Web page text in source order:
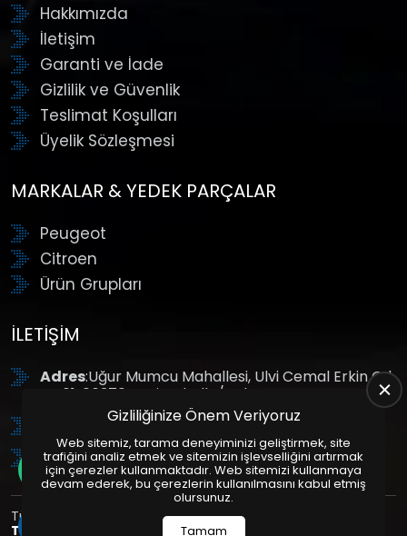
Hakkımızda
İletişim
Garanti ve İade
Gizlilik ve Güvenlik
Teslimat Koşulları
Üyelik Sözleşmesi
MARKALAR & YEDEK PARÇALAR
Peugeot
Citroen
Ürün Grupları
İLETIŞIM
Adres:Uğur Mumcu Mahallesi, Ulvi Cemal Erkin Cd.
No:61, 06370 Yenimahalle/Ankara
: +90 (312) 354 8888
GSM: +90 (532) 343 4085
Tüm Hakları Saklıdır. | Bu site Us Yazılım
Tasarım
Paketleri ile Hazırlanmıştır. © 2025
Gizliliğinize Önem Veriyoruz
Web sitemiz, tarama deneyiminizi geliştirmek, site
trafiğini analiz etmek ve sitemizin işlevselliğini artırmak
için çerezler kullanmaktadır. Web sitemizi kullanmaya
devam ederek, bu çerezlerin kullanılmasını kabul etmiş
olursunuz.
Tamam